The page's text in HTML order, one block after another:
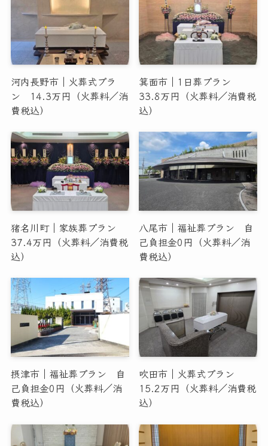
河内長野市｜火葬式プラ
ン 14.3万円（火葬料／消
費税込）
箕面市｜1日葬プラン
33.8万円（火葬料／消費税
込）
猪名川町｜家族葬プラン
37.4万円（火葬料／消費税
込）
八尾市｜福祉葬プラン 自
己負担金0円（火葬料／消
費税込）
摂津市｜福祉葬プラン 自
己負担金0円（火葬料／消
費税込）
吹田市｜火葬式プラン
15.2万円（火葬料／消費税
込）